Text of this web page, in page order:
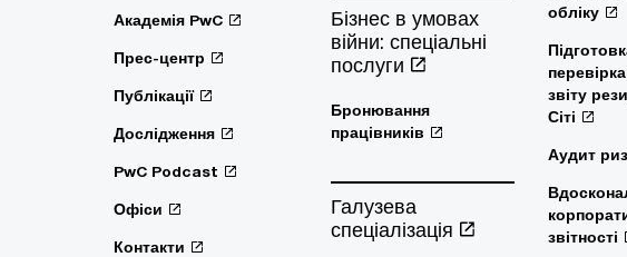
Академія PwC
Прес-центр
Публікації
Дослідження
PwC Podcast
Офіси
Контакти
Бізнес в умовах
війни: спеціальні
послуги
Бронювання
працівників
Галузева
спеціалізація
обліку
звіту
Сіті
Аудит
звітності